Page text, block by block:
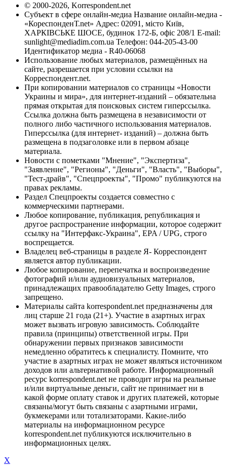
© 2000-2026, Korrespondent.net
Субъект в сфере онлайн-медиа Название онлайн-медиа -
«КореспонденТ.net» Адрес: 02091, місто Київ,
ХАРКІВСЬКЕ ШОСЕ, будинок 172-Б, офіс 208/1 E-mail:
sunlight@mediadim.com.ua Телефон: 044-205-43-00
Идентификатор медиа - R40-06068
Использование любых материалов, размещённых на
сайте, разрешается при условии ссылки на
Корреспондент.net.
При копировании материалов со страницы «Новости
Украины и мира», для интернет-изданий – обязательна
прямая открытая для поисковых систем гиперссылка.
Ссылка должна быть размещена в независимости от
полного либо частичного использования материалов.
Гиперссылка (для интернет- изданий) – должна быть
размещена в подзаголовке или в первом абзаце
материала.
Новости с пометками "Мнение", "Экспертиза",
"Заявление", "Регионы", "Деньги", "Власть", "Выборы",
"Тест-драйв", "Спецпроекты", "Промо" публикуются на
правах рекламы.
Раздел Спецпроекты создается совместно с
коммерческими партнерами.
Любое копирование, публикация, републикация и
другое распространение информации, которое содержит
ссылку на "Интерфакс-Украина", EPA / UPG, строго
воспрещается.
Владелец веб-страницы в разделе Я- Корреспондент
является автор публикации.
Любое копирование, перепечатка и воспроизведение
фотографий и/или аудиовизуальных материалов,
принадлежащих правообладателю Getty Images, строго
запрещено.
Материалы сайта korrespondent.net предназначены для
лиц старше 21 года (21+). Участие в азартных играх
может вызвать игровую зависимость. Соблюдайте
правила (принципы) ответственной игры. При
обнаружении первых признаков зависимости
немедленно обратитесь к специалисту. Помните, что
участие в азартных играх не может являться источником
доходов или альтернативой работе. Информационный
ресурс korrespondent.net не проводит игры на реальные
и/или виртуальные деньги, сайт не принимает ни в
какой форме оплату ставок и других платежей, которые
связаны/могут быть связаны с азартными играми,
букмекерами или тотализаторами. Какие-либо
материалы на информационном ресурсе
korrespondent.net публикуются исключительно в
информационных целях.
X